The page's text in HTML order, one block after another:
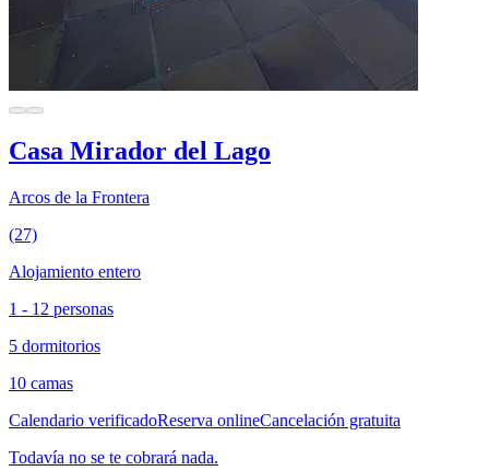
Casa Mirador del Lago
Arcos de la Frontera
(27)
Alojamiento entero
1 - 12 personas
5 dormitorios
10 camas
Calendario verificadoReserva onlineCancelación gratuita
Todavía no se te cobrará nada.